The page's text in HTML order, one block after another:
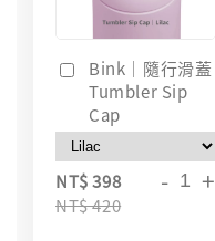
Bink｜隨行滑蓋
Tumbler Sip
Cap
NT$ 398
NT$ 420
- +